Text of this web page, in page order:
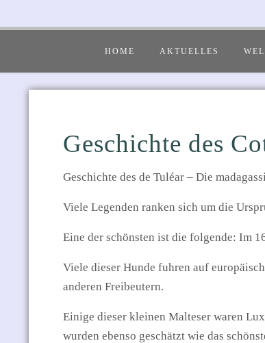
HOME AKTUELLES
Geschichte des
Geschichte des de Tuléar – Die
Viele Legenden ranken sich um die
Eine der schönsten ist die folgende: Im
Viele dieser Hunde fuhren auf
anderen Freibeutern.
Einige dieser kleinen Malteser waren
wurden ebenso geschätzt wie das